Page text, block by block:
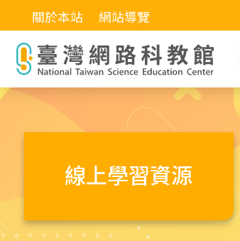
關於本站 網站導覽
線上學習資源